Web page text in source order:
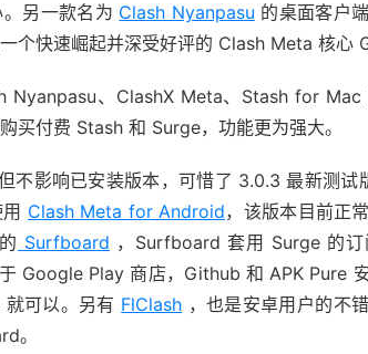
另一款名为 Clash Nyanpasu 的桌面客户
个快速崛起并深受好评的 Clash Meta 核心
Nyanpasu、ClashX Meta、Stash for
买付费 Stash 和 Surge，功能更为强大。
影响已安装版本，可惜了 3.0.3 最新测试
Clash Meta for Android，该版本目前正
Surfboard ，Surfboard 套用 Surge 的
Google Play 商店，Github 和 APK Pure
可以。另有 FlClash ，也是安卓用户的不
。